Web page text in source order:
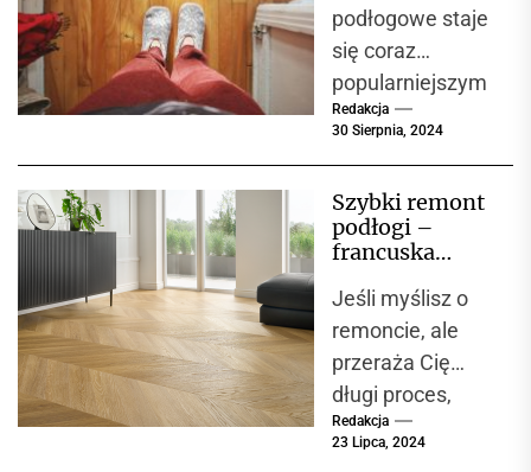
podłogowego?
podłogowe staje
się coraz
popularniejszym
wyborem
zarówno w
budynkach, jak i
przy
istniejących
instalacji.
Nowoczesne
technologie
montażu...
Redakcja
30 Sierpnia, 2024
Szybki remont
podłogi –
francuska
Chevron
Jeśli myślisz o
remoncie, ale
przeraża Cię
długi proces,
bałagan i
tygodnie
Redakcja
23 Lipca, 2024